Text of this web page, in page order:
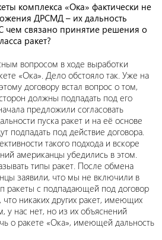
комплекса «Ока» фактически не
ДРСМД – их дальность
чем связано принятие решения о
ракет?
вопросом в ходе выработки
«Ока». Дело обстояло так. Уже на
договору встал вопрос о том,
должны подпадать под его
предложили согласовать
пуска ракет и на её основе
подпадать под действие договора.
такого подхода и вскоре
американцы убедились в этом.
типы ракет. После обмена
заявили, что мы не включили в
ракеты с подпадающей под договор
никаких других ракет, имеющих
у нас нет, но из их объяснений
о ракете «Ока», имеющей дальность